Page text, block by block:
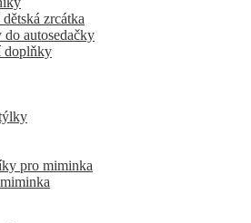
zrcátka
do autosedačky
doplňky
pro miminka